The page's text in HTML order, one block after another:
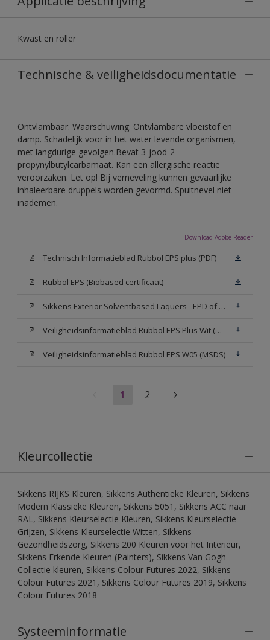
Kwast en roller
Technische & veiligheidsdocumentatie
Ontvlambaar. Waarschuwing. Ontvlambare vloeistof en
damp. Schadelijk voor in het water levende organismen,
met langdurige gevolgen.Bevat 3-jood-2-
propynylbutylcarbamaat. Kan een allergische reactie
veroorzaken. Let op! Bij verneveling kunnen gevaarlijke
inhaleerbare druppels worden gevormd. Spuitnevel niet
inademen.
Download Adobe Reader
Technisch Informatieblad Rubbol EPS plus (PDF)
Rubbol EPS (Biobased certificaat)
Sikkens Exterior Solventbased Laquers - EPD of Milieuproductverklaring
Veiligheidsinformatieblad Rubbol EPS Plus Wit (MSDS)
Veiligheidsinformatieblad Rubbol EPS W05 (MSDS)
1 2
Kleurcollectie
Sikkens RIJKS Kleuren, Sikkens Authentieke Kleuren, Sikkens
Modern Klassieke Kleuren, Sikkens 5051, Sikkens ACC naar
RAL, Sikkens Kleurselectie Kleuren, Sikkens Kleurselectie
Grijzen, Sikkens Kleurselectie Witten, Sikkens
Gezondheidszorg, Sikkens 200 Kleuren voor het Interieur,
Sikkens Erkende Kleuren (Painters), Sikkens Van Gogh
Collectie kleuren, Sikkens Colour Futures 2022, Sikkens
Colour Futures 2021, Sikkens Colour Futures 2019, Sikkens
Colour Futures 2018
Systeeminformatie